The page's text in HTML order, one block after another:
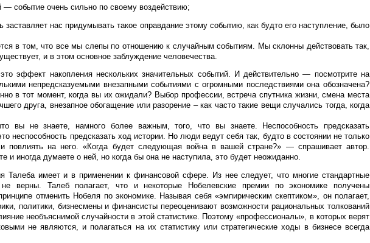
— событие очень сильно по своему воздействию;
заставляет нас придумывать такое оправдание этому событию, как будто его наступление, было
в том, что все мы слепы по отношению к случайным событиям. Мы склонны действовать так,
и в этом основное заблуждение человечества.
эффект накопления нескольких значительных событий. И действительно — посмотрите на
непредсказуемыми внезапными событиями с огромными последствиями она обозначена?
в тот момент, когда вы их ожидали? Выбор профессии, встреча спутника жизни, смена места
друга, внезапное обогащение или разорение – как часто такие вещи случались тогда, когда
вы не знаете, намного более важным, того, что вы знаете. Неспособность предсказать
неспособность предсказать ход истории. Но люди ведут себя так, будто в состоянии не только
повлиять на него. «Когда будет следующая война в вашей стране?» — спрашивает автор.
и иногда думаете о ней, но когда бы она не наступила, это будет неожиданно.
Талеба имеет и в применении к финансовой сфере. Из нее следует, что многие стандартные
верны. Талеб полагает, что и некоторые Нобелевские премии по экономике получены
отменить Нобеля по экономике. Называя себя «эмпирическим скептиком», он полагает,
политики, бизнесмены и финансисты переоценивают возможности рациональных толкований
необъяснимой случайности в этой статистике. Поэтому «профессионалы», в которых верят
не являются, и полагаться на их статистику или стратегические ходы в бизнесе всегда